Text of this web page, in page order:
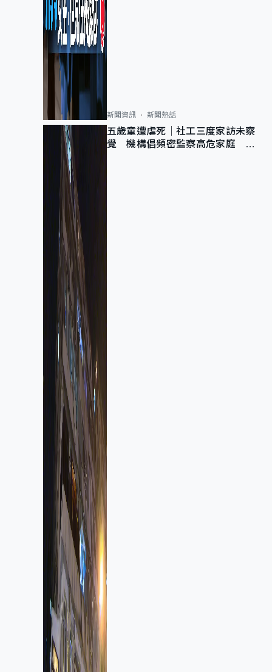
新聞資訊 新聞熱話
五歲童遭虐死｜社工三度家訪未察
覺 機構倡頻密監察高危家庭 管